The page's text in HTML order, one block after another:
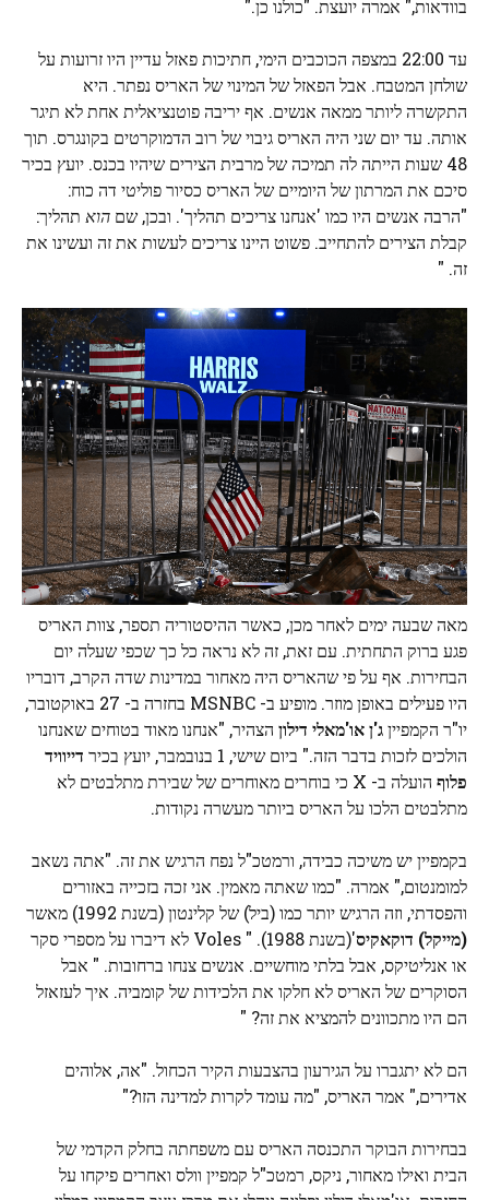
בוודאות," אמרה יועצת. "כולנו כן."
עד 22:00 במצפה הכוכבים הימי, חתיכות פאזל עדיין היו זרועות על
שולחן המטבח. אבל הפאזל של המינוי של האריס נפתר. היא
התקשרה ליותר ממאה אנשים. אף יריבה פוטנציאלית אחת לא תיגר
אותה. עד יום שני היה האריס גיבוי של רוב הדמוקרטים בקונגרס. תוך
48 שעות הייתה לה תמיכה של מרבית הצירים שיהיו בכנס. יועץ בכיר
סיכם את המרתון של היומיים של האריס כסיור פוליטי דה כוח:
"הרבה אנשים היו כמו 'אנחנו צריכים תהליך'. ובכן, שם הוא תהליך:
קבלת הצירים להתחייב. פשוט היינו צריכים לעשות את זה ועשינו את
זה. "
מאה שבעה ימים לאחר מכן, כאשר ההיסטוריה תספר, צוות האריס
פגע ברוק התחתית. עם זאת, זה לא נראה כל כך שכפי שעלה יום
הבחירות. אף על פי שהאריס היה מאחור במדינות שדה הקרב, דובריו
היו פעילים באופן מוזר. מופיע ב- MSNBC בחזרה ב- 27 באוקטובר,
יו"ר הקמפייןג'ן או'מאלי דילון הצהיר, "אנחנו מאוד בטוחים שאנחנו
הולכים לזכות בדבר הזה." ביום שישי, 1 בנובמבר, יועץ בכיר
דייוויד
פלוף
הועלה ב- X כי בוחרים מאוחרים של שבירת מתלבטים לא
מתלבטים הלכו על האריס ביותר מעשרה נקודות.
בקמפיין יש משיכה כבידה, ורמטכ"ל נפח הרגיש את זה. "אתה נשאב
למומנטום," אמרה. "כמו שאתה מאמין. אני זכה בזכייה באזורים
והפסדתי, וזה הרגיש יותר כמו (ביל) של קלינטון (בשנת 1992) מאשר
(מייקל) דוקאקיס
'(בשנת 1988). " Voles לא דיברו על מספרי סקר
או אנליטיקס, אבל בלתי מוחשיים. אנשים צנחו ברחובות. " אבל
הסוקרים של האריס לא חלקו את הלכידות של קומביה. איך לעזאזל
הם היו מתכוונים להמציא את זה? "
הם לא יתגברו על הגירעון בהצבעות הקיר הכחול. "אה, אלוהים
אדירים," אמר האריס, "מה עומד לקרות למדינה הזו?"
בבחירות הבוקר התכנסה האריס עם משפחתה בחלק הקדמי של
הבית ואילו מאחור, ניקס, רמטכ"ל קמפיין וולס ואחרים פיקחו על